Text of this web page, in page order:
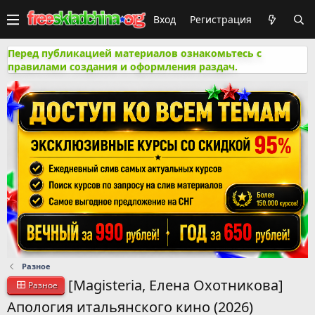
Вход Регистрация
Перед публикацией материалов ознакомьтесь с
правилами создания и оформления раздач.
Разное
Разное
[Magisteria, Елена Охотникова]
Апология итальянского кино (2026)